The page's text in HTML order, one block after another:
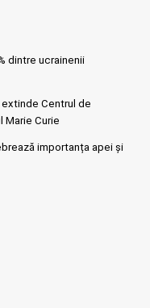
dintre ucrainenii
Centrul de
Marie Curie
importanța apei și